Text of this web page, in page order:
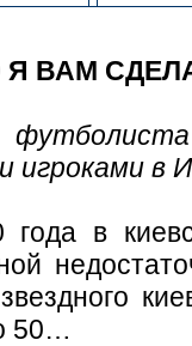
Я ВАМ
игроками в
года в
50…